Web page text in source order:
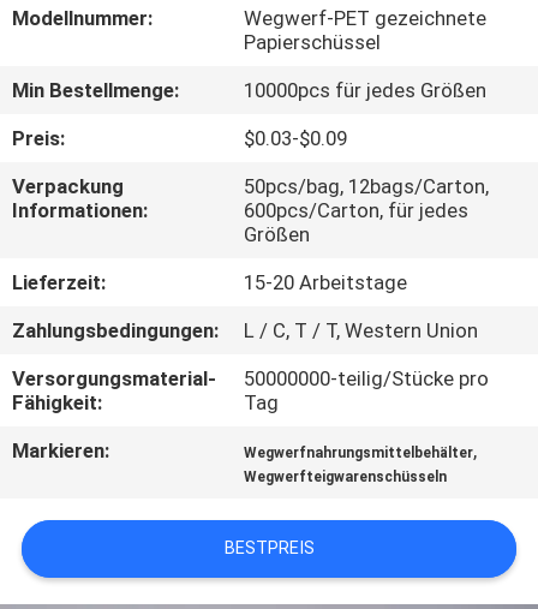
TRETEN
SIE
MIT
UNS
VERBINDUNG
NACHRICHTEN
SIE EIN
ZITAT
Modellnummer:
Wegwerf-PET gezeichnete
Papierschüssel
Min Bestellmenge:
10000pcs für jedes Größen
Preis:
$0.03-$0.09
Verpackung
Informationen:
50pcs/bag, 12bags/Carton,
600pcs/Carton, für jedes
Größen
Lieferzeit:
15-20 Arbeitstage
Zahlungsbedingungen:
L / C, T / T, Western Union
Versorgungsmaterial-
Fähigkeit:
50000000-teilig/Stücke pro
Tag
Markieren:
Wegwerfnahrungsmittelbehälter,
Wegwerfteigwarenschüsseln
BESTPREIS